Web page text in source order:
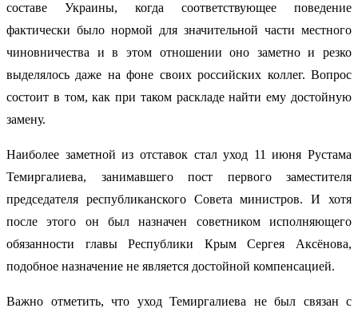
составе Украины, когда соответствующее поведение
фактически было нормой для значительной части местного
чиновничества и в этом отношении оно заметно и резко
выделялось даже на фоне своих российских коллег. Вопрос
состоит в том, как при таком раскладе найти ему достойную
замену.
Наиболее заметной из отставок стал уход 11 июня Рустама
Темиргалиева, занимавшего пост первого заместителя
председателя республиканского Совета министров. И хотя
после этого он был назначен советником исполняющего
обязанности главы Республики Крым Сергея Аксёнова,
подобное назначение не является достойной компенсацией.
Важно отметить, что уход Темиргалиева не был связан с